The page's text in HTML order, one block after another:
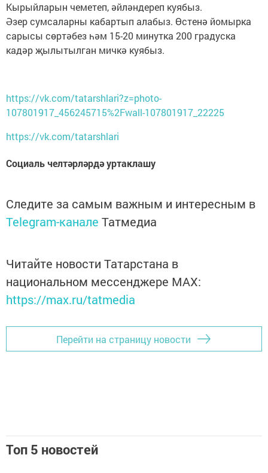
Кырыйларын чеметеп, әйләндереп куябыз.
Әзер сумсаларны кабартып алабыз. Өстенә йомырка
сарысы сөртәбез һәм 15-20 минутка 200 градуска
кадәр җылытылган мичкә куябыз.
https://vk.com/tatarshlari?z=photo-
107801917_456245715%2Fwall-107801917_22225
https://vk.com/tatarshlari
Социаль челтәрләрдә уртаклашу
Следите за самым важным и интересным в
Telegram-канале Татмедиа
Читайте новости Татарстана в
национальном мессенджере MАХ:
https://max.ru/tatmedia
Перейти на страницу новости
Топ 5 новостей